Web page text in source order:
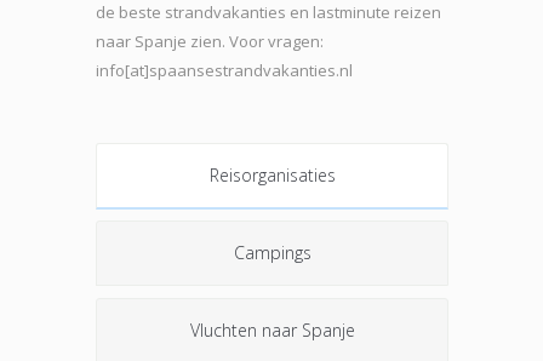
de beste strandvakanties en lastminute reizen
naar Spanje zien. Voor vragen:
info[at]spaansestrandvakanties.nl
Reisorganisaties
Campings
Vluchten naar Spanje